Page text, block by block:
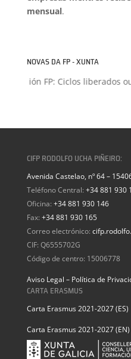
mensual.
NOVAS DA FP - XUNTA
FP: Ciclos liberados
CIFP RODOLFO UCHA PIÑEIRO:
Avenida Castelao, nº 64 –
Teléfono Central: +34 881 930
Oficina: +34 881 930 146
Fax: +34 881 930 165
Correo electrónico:
CIF: Q6555702G
Código de centro: 15006778
Aviso Legal – Política de
CARTA ERASMUS
Carta Erasmus 2021-2027 (ES)
Carta Erasmus 2021-2027 (EN)